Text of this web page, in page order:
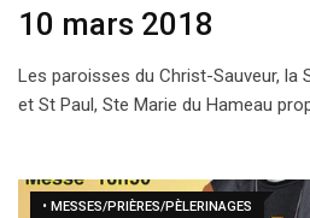
10 mars 2018
Les paroisses du Christ-Sauveur, la
et St Paul, Ste Marie du Hameau
• MESSES/PRIÈRES/PÈLERINAGES